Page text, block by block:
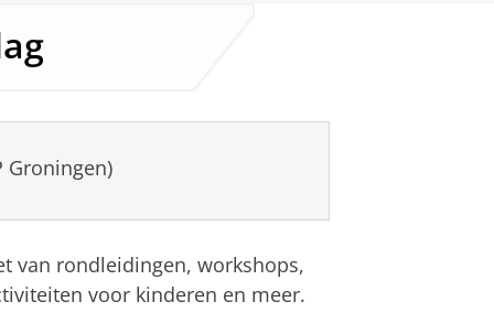
Groningen)
van rondleidingen, workshops,
voor kinderen en meer.